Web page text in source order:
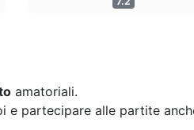
amatoriali.
e partecipare alle partite